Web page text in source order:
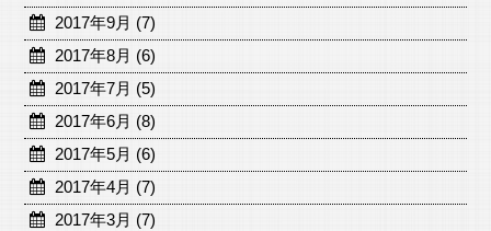
2017年9月 (7)
2017年8月 (6)
2017年7月 (5)
2017年6月 (8)
2017年5月 (6)
2017年4月 (7)
2017年3月 (7)